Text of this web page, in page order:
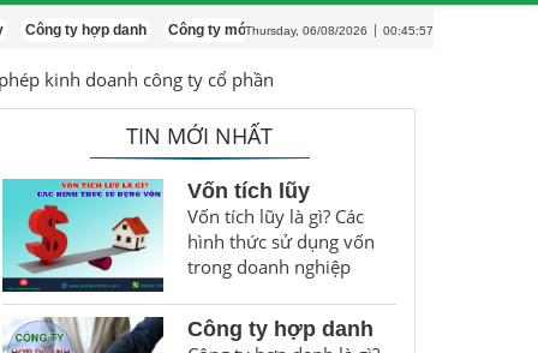
đơn điện tử
hóa đơn điện tử
giấy phép kinh doanh
người đại diện theo pháp
hình doanh nghiệp
ty hợp danh Công ty mới thành lập cần làm những gì ? Kế toán công ty
Thursday, 06/08/2026 00:45:58
kinh doanh công ty cổ phần
TIN MỚI NHẤT
Vốn tích lũy
Vốn tích lũy là gì? Các
hình thức sử dụng vốn
trong doanh nghiệp
Công ty hợp danh